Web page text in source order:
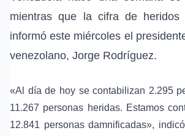
mientras que la cifra de heridos
informó este miércoles el
venezolano, Jorge Rodríguez.
«Al día de hoy se contabilizan 2.295
11.267 personas heridas. Estamos
12.841 personas damnificadas»,